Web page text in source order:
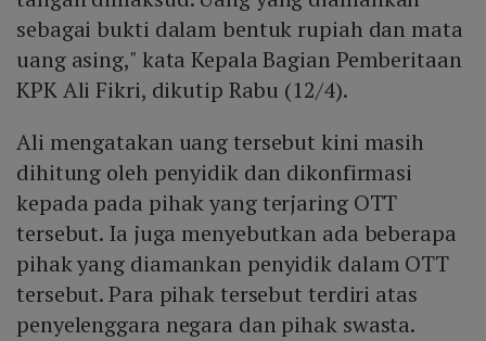
sebagai bukti dalam bentuk rupiah dan mata
uang asing," kata Kepala Bagian Pemberitaan
KPK Ali Fikri, dikutip Rabu (12/4).
Ali mengatakan uang tersebut kini masih
dihitung oleh penyidik dan dikonfirmasi
kepada pada pihak yang terjaring OTT
tersebut. Ia juga menyebutkan ada beberapa
pihak yang diamankan penyidik dalam OTT
tersebut. Para pihak tersebut terdiri atas
penyelenggara negara dan pihak swasta.